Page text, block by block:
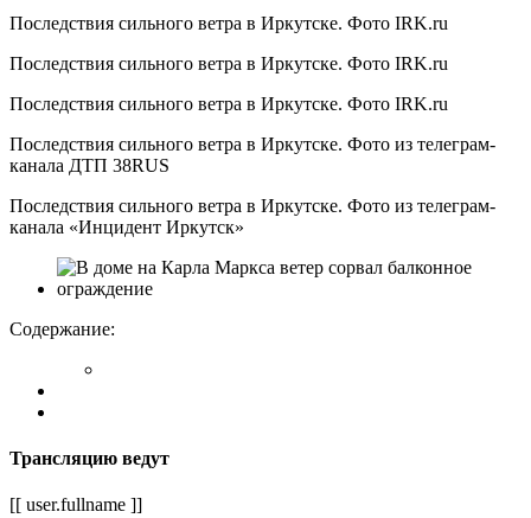
Последствия сильного ветра в Иркутске. Фото IRK.ru
Последствия сильного ветра в Иркутске. Фото IRK.ru
Последствия сильного ветра в Иркутске. Фото IRK.ru
Последствия сильного ветра в Иркутске. Фото из телеграм-
канала ДТП 38RUS
Последствия сильного ветра в Иркутске. Фото из телеграм-
канала «Инцидент Иркутск»
Содержание:
Трансляцию ведут
[[ user.fullname ]]